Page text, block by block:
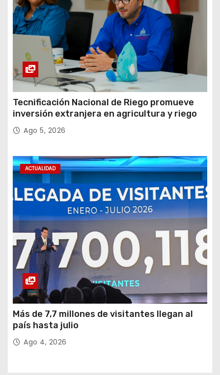
Tecnificación Nacional de Riego promueve
inversión extranjera en agricultura y riego
Ago 5, 2026
ACTUALIDAD
Más de 7,7 millones de visitantes llegan al
país hasta julio
Ago 4, 2026